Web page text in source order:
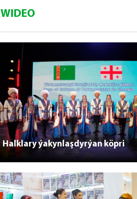
WIDEO
Halklary ýakynlaşdyrýan köpri